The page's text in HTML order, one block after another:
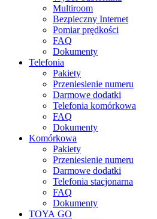
Multiroom
Bezpieczny Internet
Pomiar prędkości
FAQ
Dokumenty
Telefonia
Pakiety
Przeniesienie numeru
Darmowe dodatki
Telefonia komórkowa
FAQ
Dokumenty
Komórkowa
Pakiety
Przeniesienie numeru
Darmowe dodatki
Telefonia stacjonarna
FAQ
Dokumenty
TOYA GO